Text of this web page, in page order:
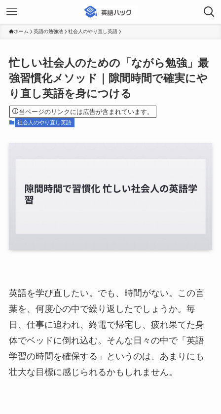
ホーム 英語の勉強法 社会人のやり直し英語
忙しい社会人のための「ながら勉強」最
強習慣化メソッド｜隙間時間で確実にや
り直し英語を身につける
当ページのリンクには広告が含まれています。
社会人のやり直し英語
英語を学び直したい。でも、時間がない。この言
葉を、何度心の中で繰り返したでしょうか。毎
日、仕事に追われ、終電で帰宅し、疲れ果てた身
体でベッドに倒れ込む。そんな日々の中で「英語
学習の時間を確保する」というのは、あまりにも
壮大な目標に感じられるかもしれません。